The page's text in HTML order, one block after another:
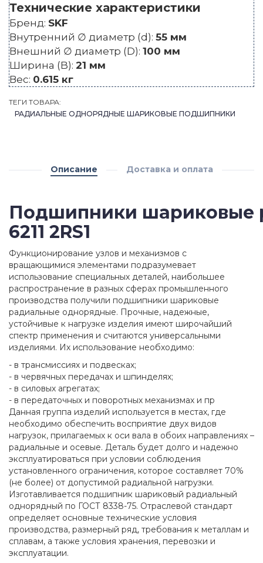
Технические характеристики
Бренд: SKF
Внутренний ∅ диаметр (d): 55 мм
Внешний ∅ диаметр (D): 100 мм
Ширина (B): 21 мм
Вес: 0.615 кг
ТЕГИ ТОВАРА:
РАДИАЛЬНЫЕ ОДНОРЯДНЫЕ ШАРИКОВЫЕ ПОДШИПНИКИ
Описание Доставка и оплата
Подшипники шариковые
6211 2RS1
Функционирование узлов и механизмов с
вращающимися элементами подразумевает
использование специальных деталей, наибольшее
распространение в разных сферах промышленного
производства получили подшипники шариковые
радиальные однорядные. Прочные, надежные,
устойчивые к нагрузке изделия имеют широчайший
спектр применения и считаются универсальными
изделиями. Их использование необходимо:
- в трансмиссиях и подвесках;
- в червячных передачах и шпинделях;
- в силовых агрегатах;
- в передаточных и поворотных механизмах и пр
Данная группа изделий используется в местах, где
необходимо обеспечить восприятие двух видов
нагрузок, прилагаемых к оси вала в обоих направлениях –
радиальные и осевые. Деталь будет долго и надежно
эксплуатироваться при условии соблюдения
установленного ограничения, которое составляет 70%
(не более) от допустимой радиальной нагрузки.
Изготавливается подшипник шариковый радиальный
однорядный по ГОСТ 8338-75. Отраслевой стандарт
определяет основные технические условия
производства, размерный ряд, требования к металлам и
сплавам, а также условия хранения, перевозки и
эксплуатации.